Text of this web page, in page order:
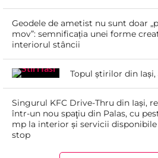
Geodele de ametist nu sunt doar
mov”: semnificația unei forme
interiorul stâncii
Topul știrilor din
Singurul KFC Drive-Thru din Iași,
într-un nou spaţiu din Palas, cu
mp la interior și servicii
stop